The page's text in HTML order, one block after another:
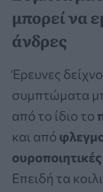
μπορεί να
άνδρες
Έρευνες
συμπτώματα
από το ίδιο το
και από
ουροποιητικές
Επειδή τα